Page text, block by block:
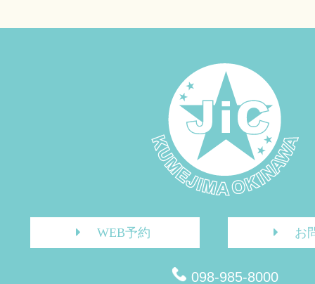
WEB予約 お
098-985-8000